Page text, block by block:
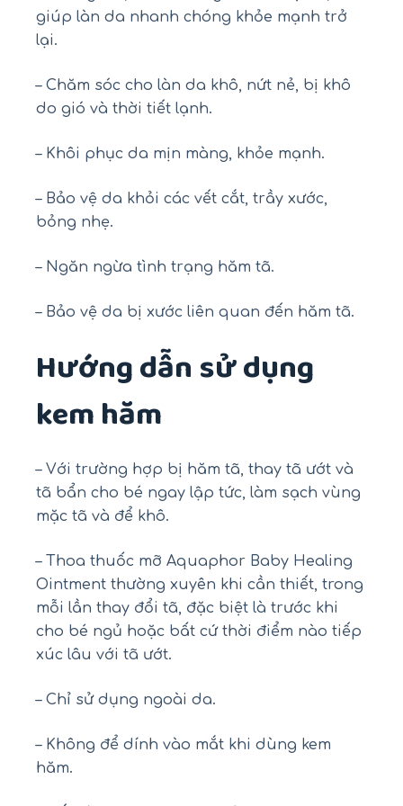
giúp làn da nhanh chóng khỏe mạnh trở
lại.
– Chăm sóc cho làn da khô, nứt nẻ, bị khô
do gió và thời tiết lạnh.
– Khôi phục da mịn màng, khỏe mạnh.
– Bảo vệ da khỏi các vết cắt, trầy xước,
bỏng nhẹ.
– Ngăn ngừa tình trạng hăm tã.
– Bảo vệ da bị xước liên quan đến hăm tã.
Hướng dẫn sử dụng
kem hăm
– Với trường hợp bị hăm tã, thay tã ướt và
tã bẩn cho bé ngay lập tức, làm sạch vùng
mặc tã và để khô.
– Thoa thuốc mỡ Aquaphor Baby Healing
Ointment thường xuyên khi cần thiết, trong
mỗi lần thay đổi tã, đặc biệt là trước khi
cho bé ngủ hoặc bất cứ thời điểm nào tiếp
xúc lâu với tã ướt.
– Chỉ sử dụng ngoài da.
– Không để dính vào mắt khi dùng kem
hăm.